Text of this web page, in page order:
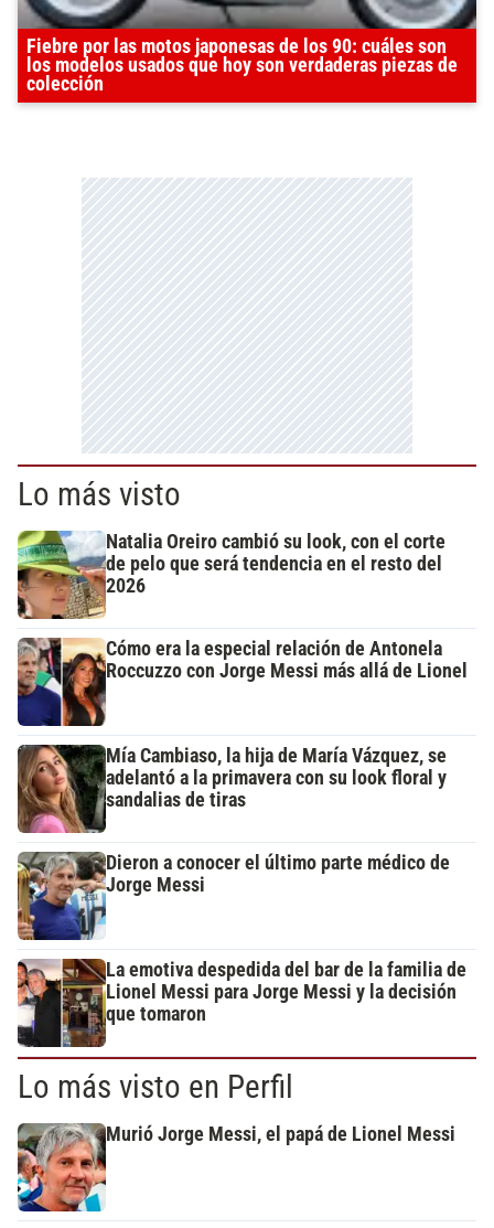
Fiebre por las motos japonesas de los 90: cuáles son
los modelos usados que hoy son verdaderas piezas de
colección
Lo más visto
Natalia Oreiro cambió su look, con el corte
de pelo que será tendencia en el resto del
2026
Cómo era la especial relación de Antonela
Roccuzzo con Jorge Messi más allá de Lionel
Mía Cambiaso, la hija de María Vázquez, se
adelantó a la primavera con su look floral y
sandalias de tiras
Dieron a conocer el último parte médico de
Jorge Messi
La emotiva despedida del bar de la familia de
Lionel Messi para Jorge Messi y la decisión
que tomaron
Lo más visto en Perfil
Murió Jorge Messi, el papá de Lionel Messi